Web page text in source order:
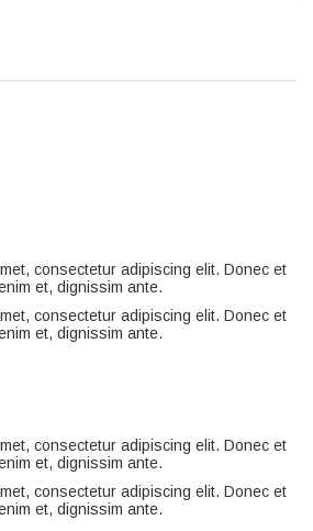
consectetur adipiscing elit. Donec et
et, dignissim ante.
consectetur adipiscing elit. Donec et
et, dignissim ante.
consectetur adipiscing elit. Donec et
et, dignissim ante.
consectetur adipiscing elit. Donec et
et, dignissim ante.